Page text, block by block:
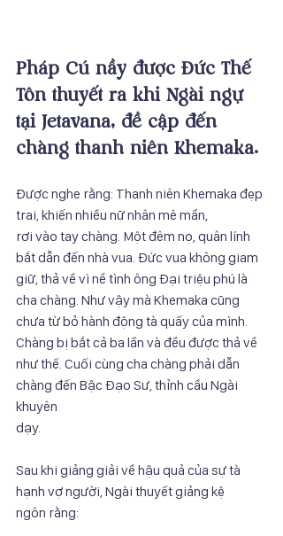
Pháp Cú nầy được Đức Thế
Tôn thuyết ra khi Ngài ngự
tại Jetavana, đề cập đến
chàng thanh niên Khemaka.
Được nghe rằng: Thanh niên Khemaka đẹp
trai, khiến nhiều nữ nhân mê mẩn,
rơi vào tay chàng. Một đêm nọ, quân lính
bắt dẫn đến nhà vua. Đức vua không giam
giữ, thả về vì nể tình ông Đại triệu phú là
cha chàng. Như vậy mà Khemaka cũng
chưa từ bỏ hành động tà quấy của mình.
Chàng bị bắt cả ba lần và đều được thả về
như thế. Cuối cùng cha chàng phải dẫn
chàng đến Bậc Đạo Sư, thỉnh cầu Ngài
khuyên
dạy.
Sau khi giảng giải về hậu quả của sự tà
hạnh vợ người, Ngài thuyết giảng kệ
ngôn rằng: